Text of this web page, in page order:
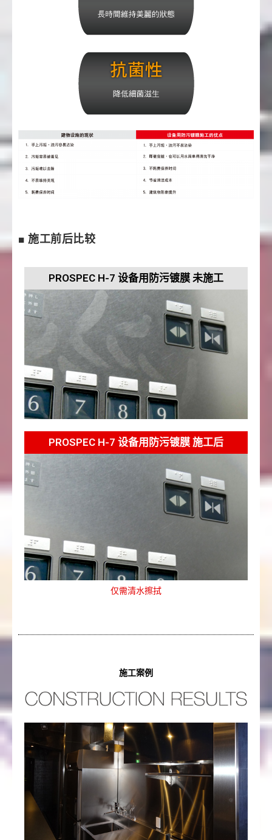
■ 施工前后比较
PROSPEC H-7 设备用防污镀膜 未施工
PROSPEC H-7 设备用防污镀膜 施工后
仅需清水擦拭
施工案例